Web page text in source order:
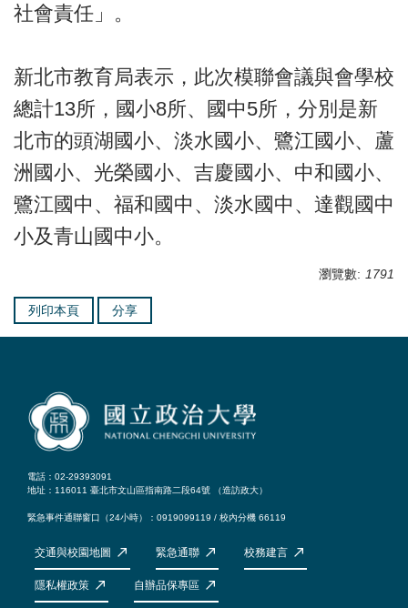
社會責任」。
新北市教育局表示，此次模聯會議與會學校
總計13所，國小8所、國中5所，分別是新
北市的頭湖國小、淡水國小、鷺江國小、蘆
洲國小、光榮國小、吉慶國小、中和國小、
鷺江國中、福和國中、淡水國中、達觀國中
小及青山國中小。
瀏覽數: 1791
列印本頁 分享
電話：02-29393091
地址：116011 臺北市文山區指南路二段64號 （造訪政大）
緊急事件通聯窗口（24小時）：0919099119 / 校內分機 66119
交通與校園地圖 緊急通聯 校務建言
隱私權政策 自辦品保專區